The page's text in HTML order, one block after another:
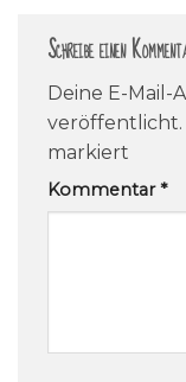
Schreibe einen
Deine E-Mail-
veröffentlicht.
markiert
Kommentar*